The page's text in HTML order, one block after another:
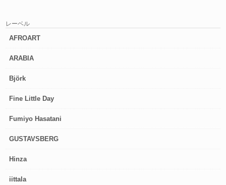
レーベル
AFROART
ARABIA
Björk
Fine Little Day
Fumiyo Hasatani
GUSTAVSBERG
Hinza
iittala